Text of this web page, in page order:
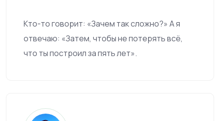
Кто-то говорит: «Зачем так сложно?» А я
отвечаю: «Затем, чтобы не потерять всё,
что ты построил за пять лет».